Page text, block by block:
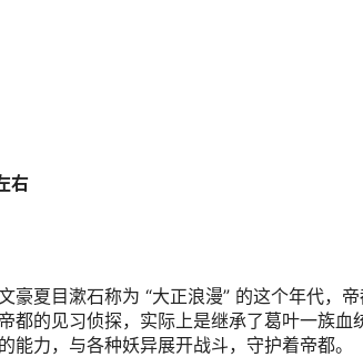
右
豪夏目漱石称为 “大正浪漫” 的这个年代，
都的见习侦探，实际上是继承了葛叶一族
能力，与各种妖异展开战斗，守护着帝都。